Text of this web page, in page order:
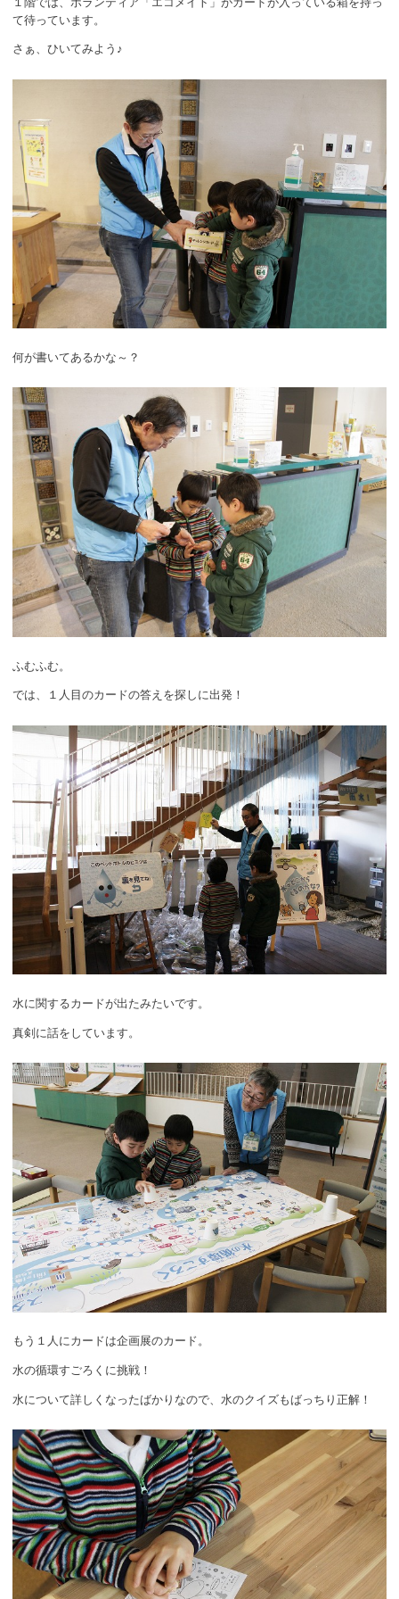
ボランティア
活動支援
一般の方
団体で見学希望の方
学校関係の方
企業・環境団体の方
エコメイト・京エコサポーターの方
て待っています。
さぁ、ひいてみよう♪
何が書いてあるかな～？
ふむふむ。
では、１人目のカードの答えを探しに出発！
水に関するカードが出たみたいです。
真剣に話をしています。
もう１人にカードは企画展のカード。
水の循環すごろくに挑戦！
水について詳しくなったばかりなので、水のクイズもばっちり正解！